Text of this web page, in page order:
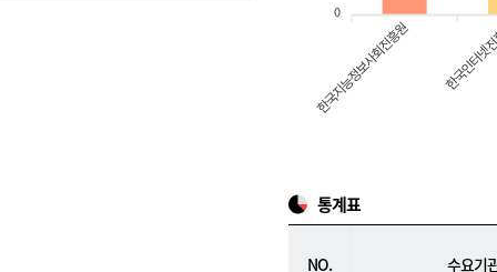
0
한국지능정보사회진흥원 한국인
통계표
NO. 수요기